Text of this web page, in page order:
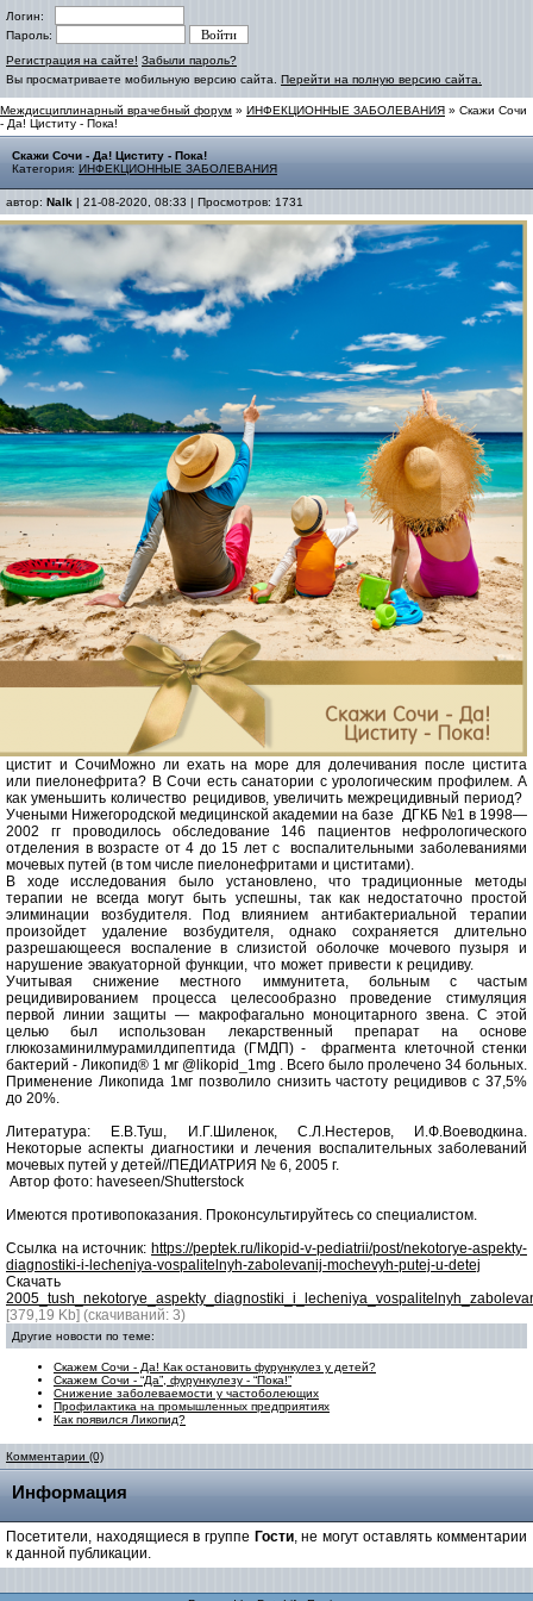
Логин:
Пароль:
Регистрация на сайте! Забыли пароль?
Вы просматриваете мобильную версию сайта. Перейти на полную версию сайта.
Междисциплинарный врачебный форум » ИНФЕКЦИОННЫЕ ЗАБОЛЕВАНИЯ » Скажи Сочи
- Да! Циститу - Пока!
Скажи Сочи - Да! Циститу - Пока!
Категория: ИНФЕКЦИОННЫЕ ЗАБОЛЕВАНИЯ
автор: Nalk | 21-08-2020, 08:33 | Просмотров: 1731
цистит и Сочи Можно ли ехать на море для долечивания после цистита
или пиелонефрита? В Сочи есть санатории с урологическим профилем. А
как уменьшить количество рецидивов, увеличить межрецидивный период?
Учеными Нижегородской медицинской академии на базе ДГКБ №1 в 1998—
2002 гг проводилось обследование 146 пациентов нефрологического
отделения в возрасте от 4 до 15 лет с воспалительными заболеваниями
мочевых путей (в том числе пиелонефритами и циститами).
В ходе исследования было установлено, что традиционные методы
терапии не всегда могут быть успешны, так как недостаточно простой
элиминации возбудителя. Подвлиянием антибактериальной терапии
произойдет удаление возбудителя, однако сохраняется длительно
разрешающееся воспаление в слизистой оболочке мочевого пузыря и
нарушение эвакуаторной функции, что может привести к рецидиву.
Учитывая снижение местного иммунитета, больным с частым
рецидивированием процесса целесообразно проведение стимуляция
первой линии защиты — макрофагально моноцитарного звена. С этой
целью был использован лекарственный препарат на основе
глюкозаминилмурамилдипептида (ГМДП) - фрагмента клеточной стенки
бактерий - Ликопид® 1 мг @likopid_1mg . Всего было пролечено 34 больных.
Применение Ликопида 1мг позволило снизить частоту рецидивов с 37,5%
до 20%.
Литература: Е.В.Туш, И.Г.Шиленок, С.Л.Нестеров, И.Ф.Воеводкина.
Некоторые аспекты диагностики и лечения воспалительных заболеваний
мочевых путей у детей//ПЕДИАТРИЯ № 6, 2005 г.
Автор фото: haveseen/Shutterstock
Имеются противопоказания. Проконсультируйтесь со специалистом.
Ссылка на источник: https://peptek.ru/likopid-v-pediatrii/post/nekotorye-aspekty-
diagnostiki-i-lecheniya-vospalitelnyh-zabolevanij-mochevyh-putej-u-detej
Скачать
[379,19 Kb] (cкачиваний: 3)
Другие новости по теме:
Скажем Сочи - Да! Как остановить фурункулез у детей?
Скажем Сочи - “Да”, фурункулезу - “Пока!”
Снижение заболеваемости у частоболеющих
Профилактика на промышленных предприятиях
Как появился Ликопид?
Комментарии (0)
Информация
Посетители, находящиеся в группе Гости, не могут оставлять комментарии
к данной публикации.